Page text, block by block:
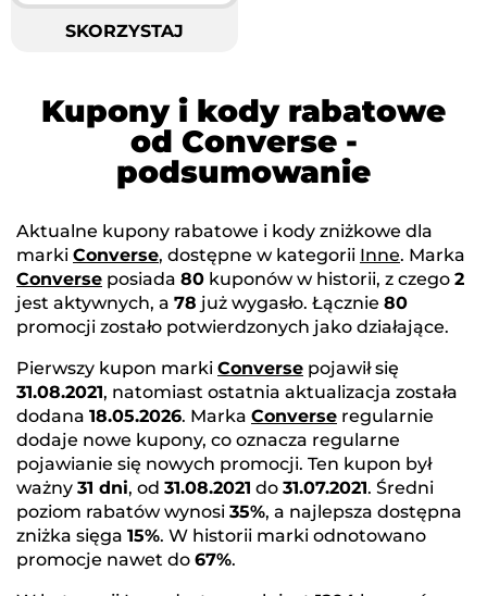
SKORZYSTAJ
Kupony i kody rabatowe
od Converse -
podsumowanie
Aktualne kupony rabatowe i kody zniżkowe dla
marki Converse, dostępne w kategorii Inne. Marka
Converse posiada 80 kuponów w historii, z czego 2
jest aktywnych, a 78 już wygasło. Łącznie 80
promocji zostało potwierdzonych jako działające.
Pierwszy kupon marki Converse pojawił się
31.08.2021, natomiast ostatnia aktualizacja została
dodana 18.05.2026. Marka Converse regularnie
dodaje nowe kupony, co oznacza regularne
pojawianie się nowych promocji. Ten kupon był
ważny 31 dni, od 31.08.2021 do 31.07.2021. Średni
poziom rabatów wynosi 35%, a najlepsza dostępna
zniżka sięga 15%. W historii marki odnotowano
promocje nawet do 67%.